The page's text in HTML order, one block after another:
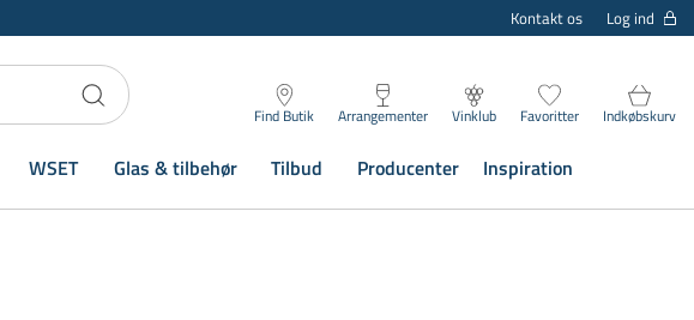
Kontakt os Log ind
Find Butik Arrangementer Vinklub Favoritter Indkøbskurv
WSET Glas & tilbehør Tilbud Producenter Inspiration